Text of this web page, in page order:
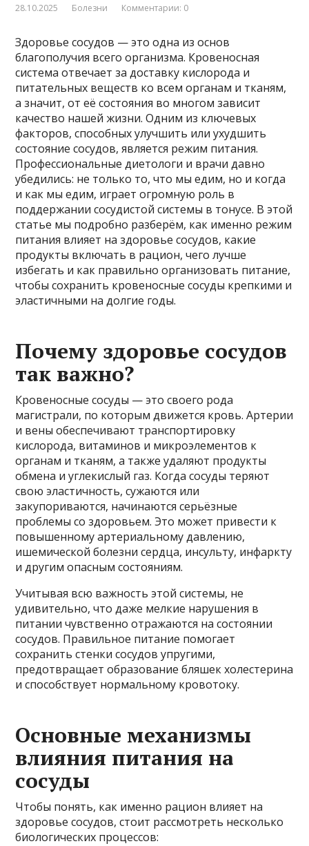
28.10.2025 Болезни Комментарии: 0
Здоровье сосудов — это одна из основ
благополучия всего организма. Кровеносная
система отвечает за доставку кислорода и
питательных веществ ко всем органам и тканям,
а значит, от её состояния во многом зависит
качество нашей жизни. Одним из ключевых
факторов, способных улучшить или ухудшить
состояние сосудов, является режим питания.
Профессиональные диетологи и врачи давно
убедились: не только то, что мы едим, но и когда
и как мы едим, играет огромную роль в
поддержании сосудистой системы в тонусе. В этой
статье мы подробно разберём, как именно режим
питания влияет на здоровье сосудов, какие
продукты включать в рацион, чего лучше
избегать и как правильно организовать питание,
чтобы сохранить кровеносные сосуды крепкими и
эластичными на долгие годы.
Почему здоровье сосудов
так важно?
Кровеносные сосуды — это своего рода
магистрали, по которым движется кровь. Артерии
и вены обеспечивают транспортировку
кислорода, витаминов и микроэлементов к
органам и тканям, а также удаляют продукты
обмена и углекислый газ. Когда сосуды теряют
свою эластичность, сужаются или
закупориваются, начинаются серьёзные
проблемы со здоровьем. Это может привести к
повышенному артериальному давлению,
ишемической болезни сердца, инсульту, инфаркту
и другим опасным состояниям.
Учитывая всю важность этой системы, не
удивительно, что даже мелкие нарушения в
питании чувственно отражаются на состоянии
сосудов. Правильное питание помогает
сохранить стенки сосудов упругими,
предотвращает образование бляшек холестерина
и способствует нормальному кровотоку.
Основные механизмы
влияния питания на
сосуды
Чтобы понять, как именно рацион влияет на
здоровье сосудов, стоит рассмотреть несколько
биологических процессов: